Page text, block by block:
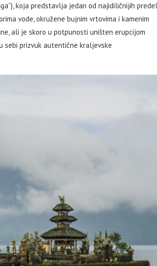
koja predstavlja jedan od najidiličnijih
vode, okružene bujnim vrtovima i kamenim
ali je skoro u potpunosti uništen erupcijom
sebi prizvuk autentične kraljevske